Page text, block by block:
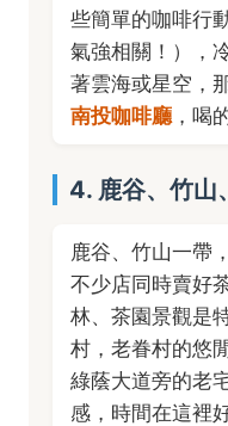
些簡單的咖啡行
氣強相關！），
著雲海或星空，
南投咖啡廳 ，喝
4. 鹿谷、竹山
鹿谷、竹山一帶
不少店同時賣好
林、茶園景觀是
村，老眷村的悠
綠蔭大道旁的老
感，時間在這裡